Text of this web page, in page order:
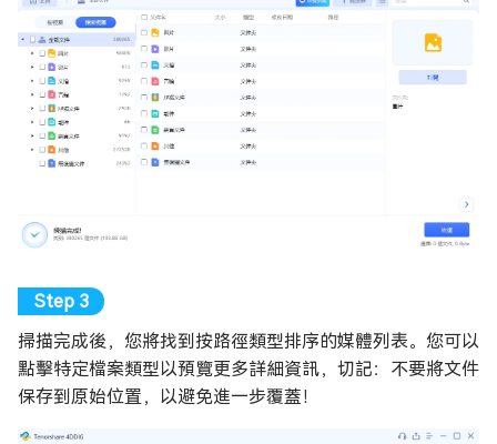
掃描完成後，您將找到按路徑類型排序的媒體列表。您可以
點擊特定檔案類型以預覽更多詳細資訊，切記：不要將文件
保存到原始位置，以避免進一步覆蓋！